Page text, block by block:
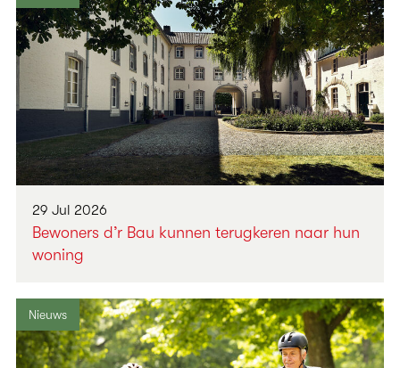
29 Jul 2026
Bewoners d’r Bau kunnen terugkeren naar hun
woning
Nieuws